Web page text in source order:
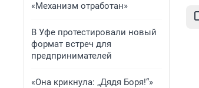
«Механизм отработан»
В Уфе протестировали новый
формат встреч для
предпринимателей
«Она крикнула: „Дядя Боря!“»